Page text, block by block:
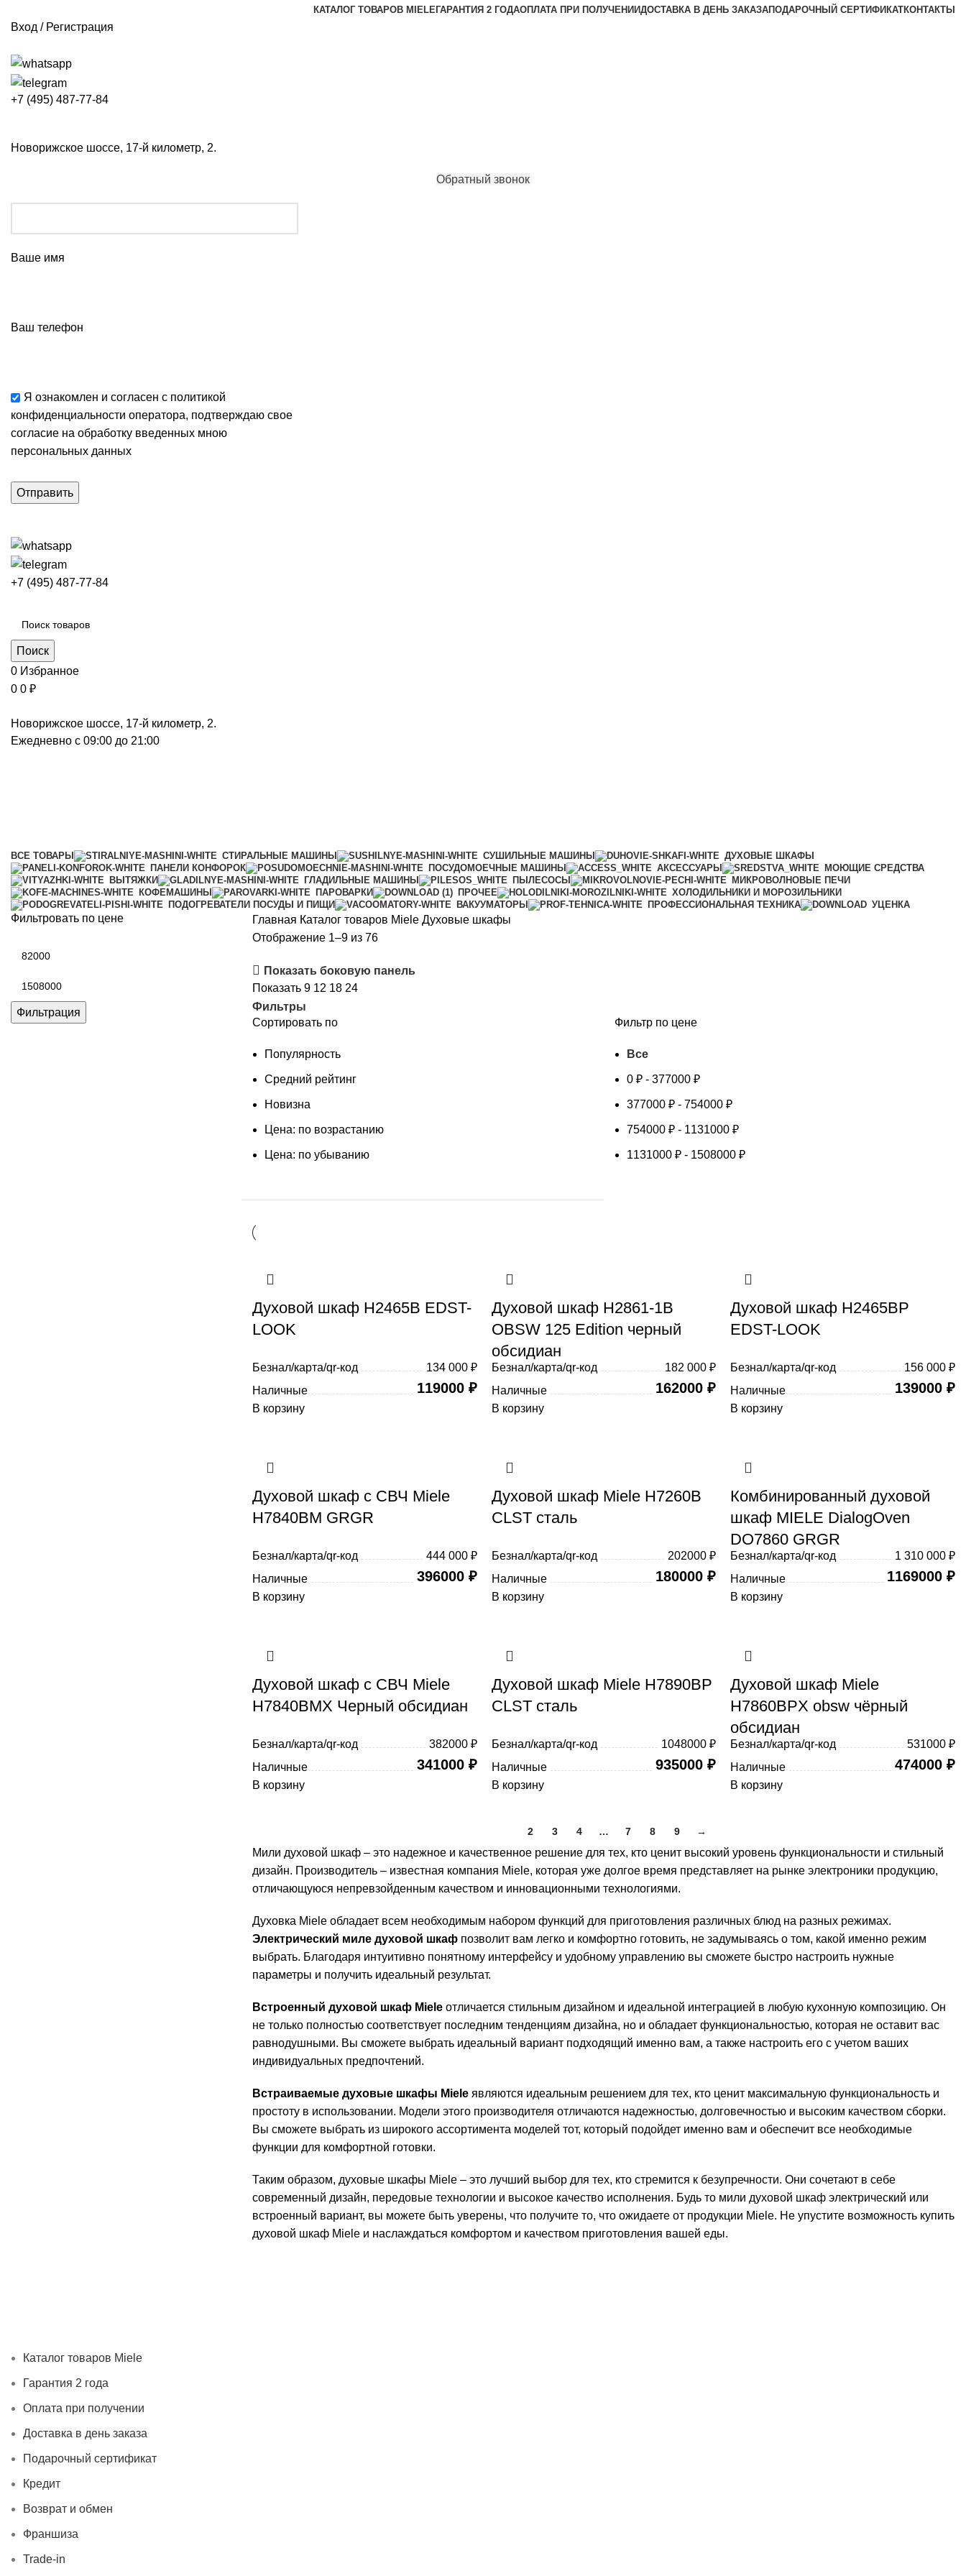
КАТАЛОГ ТОВАРОВ MIELEГАРАНТИЯ 2 ГОДАОПЛАТА ПРИ ПОЛУЧЕНИИДОСТАВКА В ДЕНЬ ЗАКАЗАПОДАРОЧНЫЙ СЕРТИФИКАТКОНТАКТЫ
Вход / Регистрация
+7 (495) 487-77-84
Новорижское шоссе, 17-й километр, 2.
Обратный звонок
Ваше имя
Ваш телефон
Я ознакомлен и согласен с политикой
конфиденциальности оператора, подтверждаю свое
согласие на обработку введенных мною
персональных данных
+7 (495) 487-77-84
Поиск
0 Избранное
0 0 ₽
Новорижское шоссе, 17-й километр, 2.
Ежедневно с 09:00 до 21:00
ВСЕ ТОВАРЫ СТИРАЛЬНЫЕ МАШИНЫ СУШИЛЬНЫЕ МАШИНЫ
ДУХОВЫЕ ШКАФЫ
ПАНЕЛИ КОНФОРОК
ПОСУДОМОЕЧНЫЕ МАШИНЫ АКСЕССУАРЫ
МОЮЩИЕ СРЕДСТВА
ВЫТЯЖКИ
ГЛАДИЛЬНЫЕ МАШИНЫ ПЫЛЕСОСЫ
МИКРОВОЛНОВЫЕ ПЕЧИ
КОФЕМАШИНЫ
ПАРОВАРКИ ПРОЧЕЕ
ХОЛОДИЛЬНИКИ И МОРОЗИЛЬНИКИ
ПОДОГРЕВАТЕЛИ ПОСУДЫ И ПИЩИ
ВАКУУМАТОРЫ ПРОФЕССИОНАЛЬНАЯ ТЕХНИКА УЦЕНКА
Фильтровать по цене
Фильтрация
Главная Каталог товаров Miele Духовые шкафы
Отображение 1–9 из 76Сортировка:
популярности
Показать боковую панель
Показать 9 12 18 24
Фильтры
Сортировать по
Популярность
Средний рейтинг
Новизна
Цена: по возрастанию
Цена: по убыванию
Фильтр по цене
Все
0 ₽ - 377000 ₽
377000 ₽ - 754000 ₽
754000 ₽ - 1131000 ₽
1131000 ₽ - 1508000 ₽
Духовой шкаф H2465B EDST-
LOOK
Безнал/карта/qr-код
134 000 ₽
Наличные
119000 ₽
В корзину
Духовой шкаф H2861-1B
OBSW 125 Edition черный
обсидиан
Безнал/карта/qr-код
182 000 ₽
Наличные
162000₽
В корзину
Духовой шкаф H2465BP
EDST-LOOK
Безнал/карта/qr-код
156 000 ₽
Наличные
139000 ₽
В корзину
Духовой шкаф с СВЧ Miele
H7840BM GRGR
Безнал/карта/qr-код
444 000 ₽
Наличные
396000 ₽
В корзину
Духовой шкаф Miele H7260B
CLST сталь
Безнал/карта/qr-код
202000 ₽
Наличные
180000₽
В корзину
Комбинированный духовой
шкаф MIELE DialogOven
DO7860 GRGR
Безнал/карта/qr-код
1 310 000 ₽
Наличные
1169000 ₽
В корзину
Духовой шкаф с СВЧ Miele
H7840BMX Черный обсидиан
Безнал/карта/qr-код
382000 ₽
Наличные
341000 ₽
В корзину
Духовой шкаф Miele H7890BP
CLST сталь
Безнал/карта/qr-код
1048000 ₽
Наличные
935000₽
В корзину
Духовой шкаф Miele
H7860BPX obsw чёрный
обсидиан
Безнал/карта/qr-код
531000 ₽
Наличные
474000 ₽
В корзину
2 3 4 … 7 8 9 →
Мили духовой шкаф – это надежное и качественное решение для тех, кто ценит высокий уровень функциональности и стильный
дизайн. Производитель – известная компания Miele, которая уже долгое время представляет на рынке электроники продукцию,
отличающуюся непревзойденным качеством и инновационными технологиями.
Духовка Miele обладает всем необходимым набором функций для приготовления различных блюд на разных режимах.
Электрический миле духовой шкаф позволит вам легко и комфортно готовить, не задумываясь о том, какой именно режим
выбрать. Благодаря интуитивно понятному интерфейсу и удобному управлению вы сможете быстро настроить нужные
параметры и получить идеальный результат.
Встроенный духовой шкаф Miele отличается стильным дизайном и идеальной интеграцией в любую кухонную композицию. Он
не только полностью соответствует последним тенденциям дизайна, но и обладает функциональностью, которая не оставит вас
равнодушными. Вы сможете выбрать идеальный вариант подходящий именно вам, а также настроить его с учетом ваших
индивидуальных предпочтений.
Встраиваемые духовые шкафы Miele являются идеальным решением для тех, кто ценит максимальную функциональность и
простоту в использовании. Модели этого производителя отличаются надежностью, долговечностью и высоким качеством сборки.
Вы сможете выбрать из широкого ассортимента моделей тот, который подойдет именно вам и обеспечит все необходимые
функции для комфортной готовки.
Таким образом, духовые шкафы Miele – это лучший выбор для тех, кто стремится к безупречности. Они сочетают в себе
современный дизайн, передовые технологии и высокое качество исполнения. Будь то мили духовой шкаф электрический или
встроенный вариант, вы можете быть уверены, что получите то, что ожидаете от продукции Miele. Не упустите возможность купить
духовой шкаф Miele и наслаждаться комфортом и качеством приготовления вашей еды.
Каталог товаров Miele
Гарантия 2 года
Оплата при получении
Доставка в день заказа
Подарочный сертификат
Кредит
Возврат и обмен
Франшиза
Trade-in